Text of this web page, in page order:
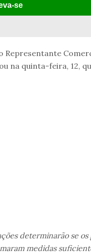
se
Representante
na quinta-feira, 12,
determinarão se
medidas